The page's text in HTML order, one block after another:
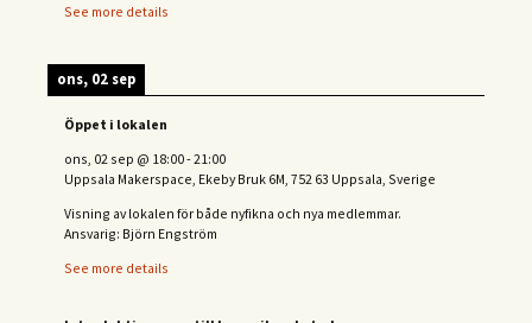
See more details
ons, 02 sep
Öppet i lokalen
ons, 02 sep @ 18:00-21:00
Uppsala Makerspace, Ekeby Bruk 6M, 752 63 Uppsala, Sverige
Visning av lokalen för både nyfikna och nya medlemmar.
Ansvarig: Björn Engström
See more details